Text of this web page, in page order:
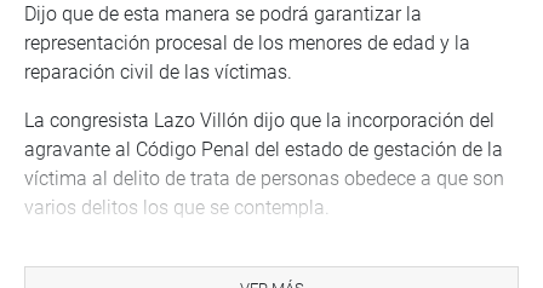
Dijo que de esta manera se podrá garantizar la
representación procesal de los menores de edad y la
reparación civil de las víctimas.
La congresista Lazo Villón dijo que la incorporación del
agravante al Código Penal del estado de gestación de la
víctima al delito de trata de personas obedece a que son
varios delitos los que se contempla.